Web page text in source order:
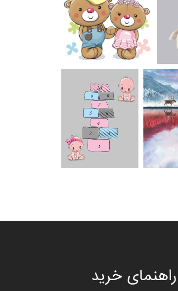
راهنمای خرید